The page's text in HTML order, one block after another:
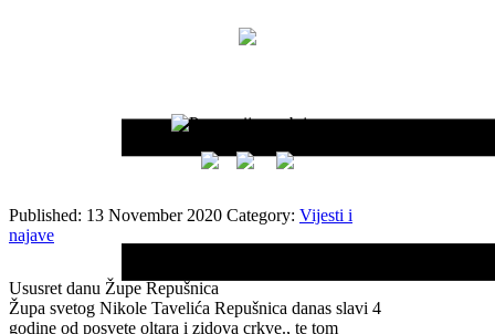
Published: 13 November 2020 Category: Vijesti i
najave
Ususret danu Župe Repušnica
Župa svetog Nikole Tavelića Repušnica danas slavi 4
godine od posvete oltara i zidova crkve., te tom